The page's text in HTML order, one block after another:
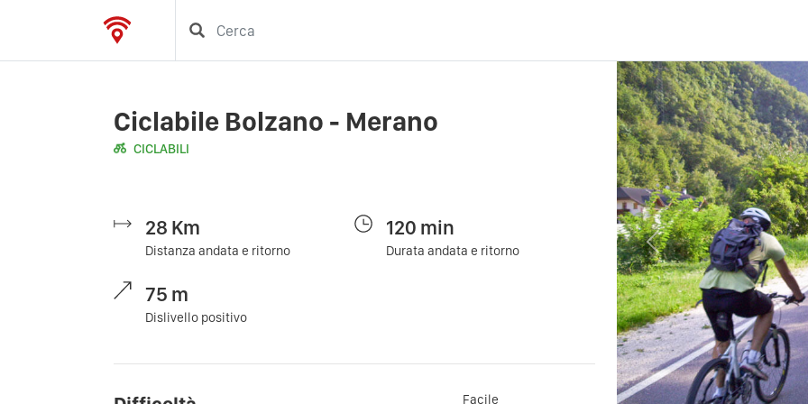
Ciclabile Bolzano - Merano
CICLABILI
28 Km
Distanza andata e ritorno
120 min
Durata andata e ritorno
75 m
Dislivello positivo
Facile
Previous